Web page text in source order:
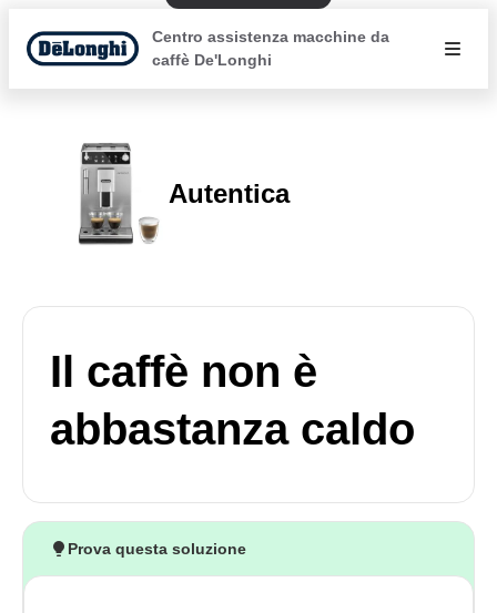
Centro assistenza macchine da
caffè De'Longhi
Autentica
Il caffè non è
abbastanza caldo
Prova questa soluzione